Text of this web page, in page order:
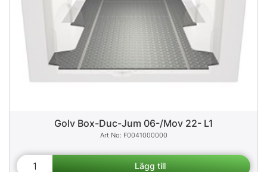
Golv Box-Duc-Jum 06-/Mov 22- L1
F0041000000